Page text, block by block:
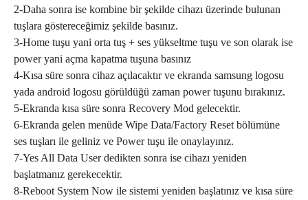
2-Daha sonra ise kombine bir şekilde cihazı üzerinde bulunan
tuşlara göstereceğimiz şekilde basınız.
3-Home tuşu yani orta tuş + ses yükseltme tuşu ve son olarak ise
power yani açma kapatma tuşuna basınız
4-Kısa süre sonra cihaz açılacaktır ve ekranda samsung logosu
yada android logosu görüldüğü zaman power tuşunu bırakınız.
5-Ekranda kısa süre sonra Recovery Mod gelecektir.
6-Ekranda gelen menüde Wipe Data/Factory Reset bölümüne
ses tuşları ile geliniz ve Power tuşu ile onaylayınız.
7-Yes All Data User dedikten sonra ise cihazı yeniden
başlatmanız gerekecektir.
8-Reboot System Now ile sistemi yeniden başlatınız ve kısa süre